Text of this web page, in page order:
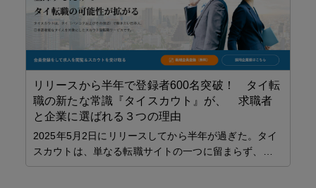
リリースから半年で登録者600名突破！ タイ転
職の新たな常識『タイスカウト』が、 求職者
と企業に選ばれる３つの理由
2025年5月2日にリリースしてから半年が過ぎた。タイ
スカウトは、単なる転職サイトの一つに留まらず、…